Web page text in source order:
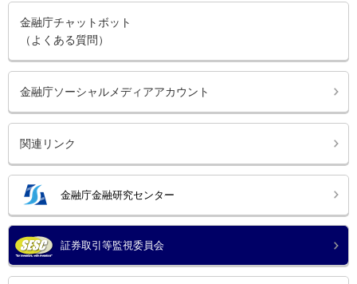
金融庁チャットボット
（よくある質問）
金融庁ソーシャルメディアアカウント
関連リンク
金融庁金融研究センター
証券取引等監視委員会